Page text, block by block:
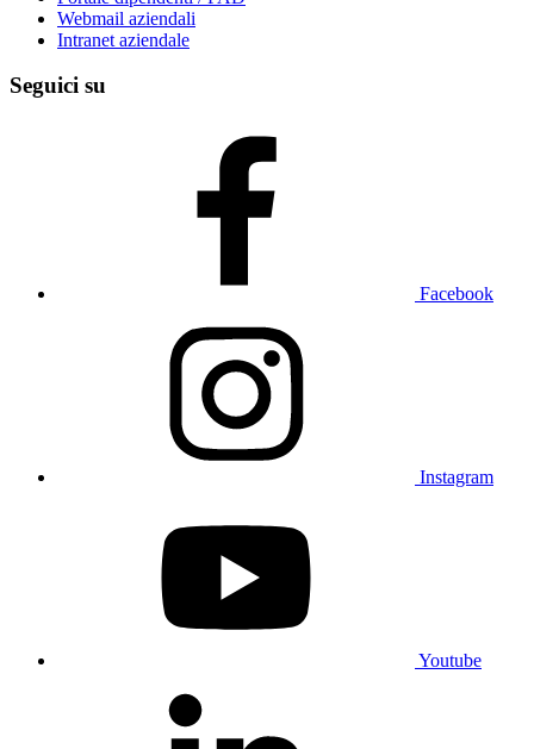
Webmail aziendali
Intranet aziendale
Seguici su
Facebook
Instagram
Youtube